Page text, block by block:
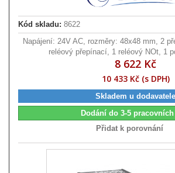
Kód skladu: 8622
Napájení: 24V AC, rozměry: 48x48 mm, 2
reléový přepínací, 1 reléový NOt, 1
8 622 Kč
10 433 Kč (s DPH)
Skladem u dodavatele
Dodání do 3-5
Přidat k porovnání